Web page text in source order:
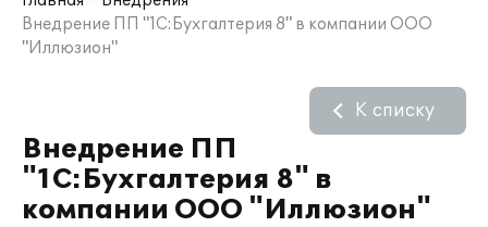
Внедрение ПП "1С:Бухгалтерия 8" в компании ООО
"Иллюзион"
Внедрение ПП
"1С:Бухгалтерия 8" в
компании ООО "Иллюзион"
К списку